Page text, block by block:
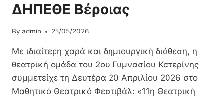
ΔΗΠΕΘΕ Βέροιας
By admin 25/05/2026
Με ιδιαίτερη χαρά και δημιουργική διάθεση, η
θεατρική ομάδα του 2ου Γυμνασίου Κατερίνης
συμμετείχε τη Δευτέρα 20 Απριλίου 2026 στο
Μαθητικό Θεατρικό Φεστιβάλ: «11η Θεατρική